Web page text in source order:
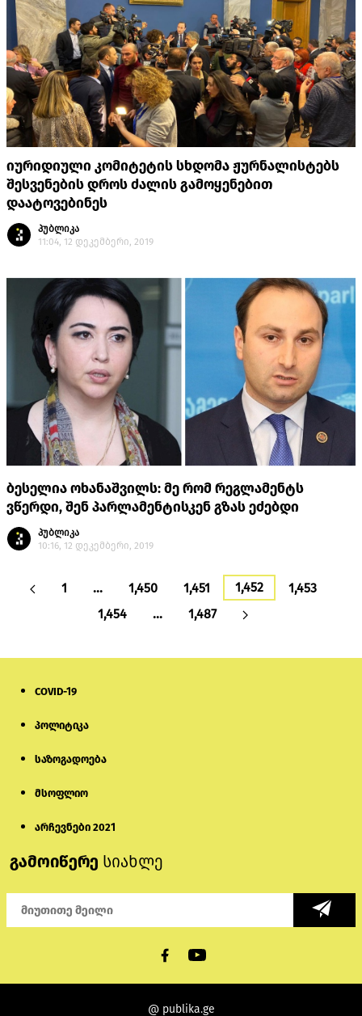
იურიდიული კომიტეტის სხდომა ჟურნალისტებს
შესვენების დროს ძალის გამოყენებით
დაატოვებინეს
პუბლიკა
11:04, 12 დეკემბერი, 2019
ბესელია ოხანაშვილს: მე რომ რეგლამენტს
ვწერდი, შენ პარლამენტისკენ გზას ეძებდი
პუბლიკა
10:16, 12 დეკემბერი, 2019
1 … 1,450 1,451 1,452
1,453
1,454
… 1,487
COVID-19
პოლიტიკა
საზოგადოება
მსოფლიო
არჩევნები 2021
გამოიწერე სიახლე
@ publika.ge